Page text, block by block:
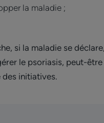
la maladie ;
si la maladie se
le psoriasis, peut-
des initiatives.